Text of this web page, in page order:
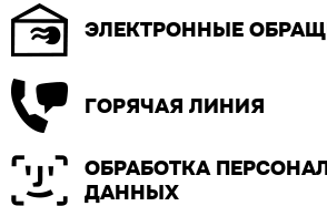
ЭЛЕКТРОННЫЕ
ГОРЯЧАЯ ЛИНИЯ
ОБРАБОТКА
ДАННЫХ